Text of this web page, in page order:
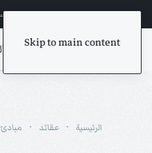
Skip to main content
إشترك في المراسلات ترانيم
الرئيسية عقائد